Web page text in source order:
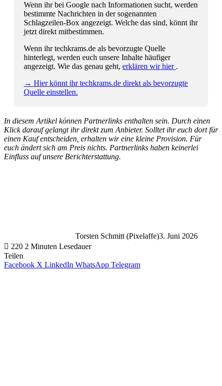
Wenn ihr bei Google nach Informationen sucht, werden
bestimmte Nachrichten in der sogenannten
Schlagzeilen-Box angezeigt. Welche das sind, könnt ihr
jetzt direkt mitbestimmen.
Wenn ihr techkrams.de als bevorzugte Quelle
hinterlegt, werden euch unsere Inhalte häufiger
angezeigt. Wie das genau geht, erklären wir hier .
→ Hier könnt ihr techkrams.de direkt als bevorzugte
Quelle einstellen.
In diesem Artikel können Partnerlinks enthalten sein. Durch einen
Klick darauf gelangt ihr direkt zum Anbieter. Solltet ihr euch dort für
einen Kauf entscheiden, erhalten wir eine kleine Provision. Für
euch ändert sich am Preis nichts. Partnerlinks haben keinerlei
Einfluss auf unsere Berichterstattung.
Torsten Schmitt (Pixelaffe)3. Juni 2026
220 2 Minuten Lesedauer
Teilen
Facebook X LinkedIn WhatsApp Telegram